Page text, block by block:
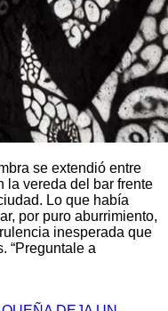
se extendió entre
la vereda del bar frente
Lo que había
por puro aburrimiento,
inesperada que
“Preguntale a